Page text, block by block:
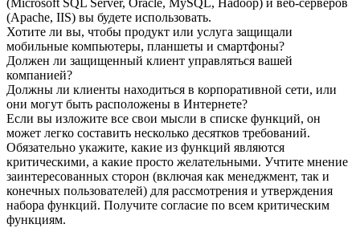
(Microsoft SQL Server, Oracle, MySQL, Hadoop) и веб-серверов
(Apache, IIS) вы будете использовать.
Хотите ли вы, чтобы продукт или услуга защищали
мобильные компьютеры, планшеты и смартфоны?
Должен ли защищенный клиент управляться вашей
компанией?
Должны ли клиенты находиться в корпоративной сети, или
они могут быть расположены в Интернете?
Если вы изложите все свои мысли в списке функций, он
может легко составить несколько десятков требований.
Обязательно укажите, какие из функций являются
критическими, а какие просто желательными. Учтите мнение
заинтересованных сторон (включая как менеджмент, так и
конечных пользователей) для рассмотрения и утверждения
набора функций. Получите согласие по всем критическим
функциям.